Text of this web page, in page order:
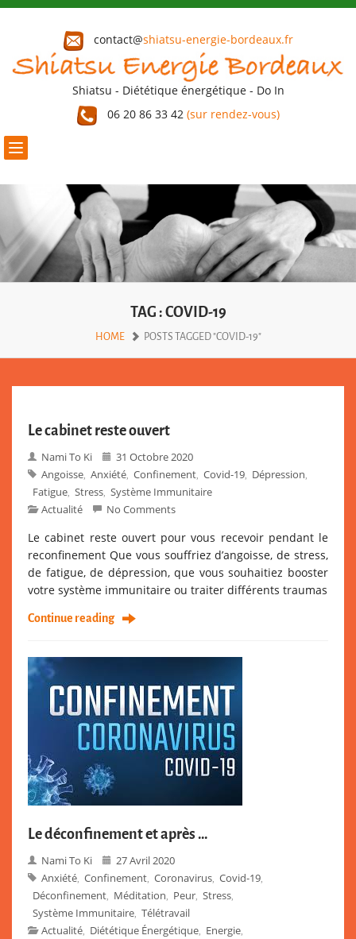
contact@shiatsu-energie-bordeaux.fr
Shiatsu - Diététique énergétique - Do In
06 20 86 33 42 (sur rendez-vous)
Toggle
navigation
TAG : COVID-19
HOME POSTS TAGGED "COVID-19"
Le cabinet reste ouvert
Nami To Ki
31 Octobre 2020
Angoisse Anxiété Confinement Covid-19 Dépression
Fatigue Stress Système Immunitaire
Actualité
No Comments
Le cabinet reste ouvert pour vous recevoir pendant le
reconfinement Que vous souffriez d’angoisse, de stress,
de fatigue, de dépression, que vous souhaitiez booster
votre système immunitaire ou traiter différents traumas
Continue reading
Le déconfinement et après …
Nami To Ki
27 Avril 2020
Anxiété Confinement Coronavirus Covid-19
Déconfinement Méditation Peur Stress
Système Immunitaire Télétravail
Actualité Diététique Énergétique Energie